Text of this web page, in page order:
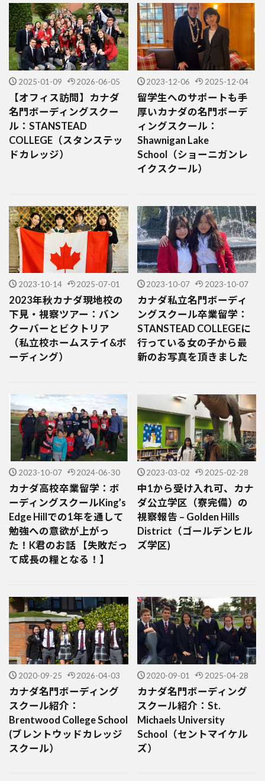
2025-01-09 2026-06-05
【オフィス訪問】カナダ
名門ボーディングスクー
ル：STANSTEAD
COLLEGE（スタンステッ
ドカレッジ）
2023-12-06 2025-12-04
留学生へのサポートも手
厚いカナダの名門ボーデ
ィングスクール：
Shawnigan Lake
School（ショーニガンレ
イクスクール）
2023-10-14 2025-07-01
2023年秋カナダ現地校の
下見・視察ツアー：バン
クーバーとビクトリア
（私立校ホームステイ&ボ
ーディング）
2023-10-07 2023-10-07
カナダ私立名門ボーディ
ングスクール卒業留学：
STANSTEAD COLLEGEに
行っている女の子から最
新のお写真を頂きました
2023-10-07 2024-06-30
カナダ高校卒業留学：ボ
ーディングスクールKing’s
Edge Hillでの1年を通して
勉強への意欲が上がっ
た！K君のお話 【失敗だっ
て成長の糧となる！】
2023-03-02 2025-02-28
中1から受け入れ可、カナ
ダ公立学区（寮完備）の
視察報告 – Golden Hills
District（ゴールデンヒル
ズ学区)
2020-09-25 2026-04-03
カナダ名門ボーディング
スクール紹介：
Brentwood College School
(ブレントウッドカレッジ
スクール）
2020-09-01 2025-04-28
カナダ名門ボーディング
スクール紹介：St.
Michaels University
School（セントマイケル
ズ）